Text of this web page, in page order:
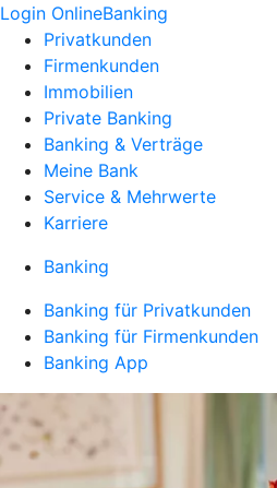
Login OnlineBanking
Privatkunden
Firmenkunden
Immobilien
Private Banking
Banking & Verträge
Meine Bank
Service & Mehrwerte
Karriere
Banking
Banking für Privatkunden
Banking für Firmenkunden
Banking App